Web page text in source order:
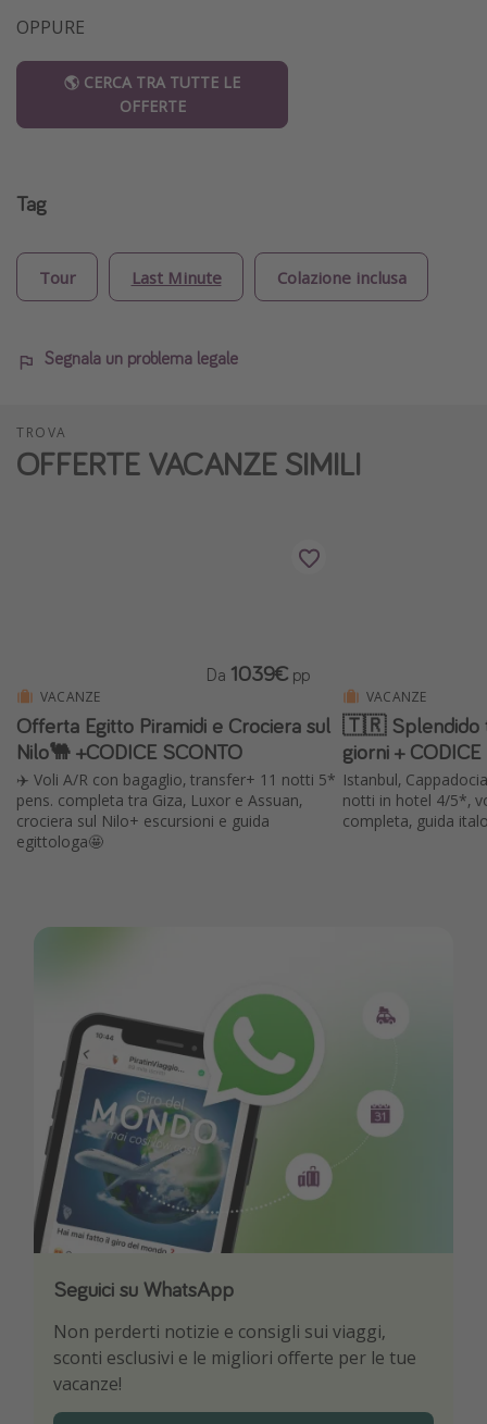
OPPURE
🌎 CERCA TRA TUTTE LE
OFFERTE
Tag
Tour Last Minute Colazione inclusa
Segnala un problema legale
TROVA
OFFERTE VACANZE SIMILI
VACANZE
Offerta Egitto Piramidi e Crociera sul
Nilo🐫 +CODICE SCONTO
✈️ Voli A/R con bagaglio, transfer+ 11 notti 5*
pens. completa tra Giza, Luxor e Assuan,
crociera sul Nilo+ escursioni e guida
egittologa🤩
Da 1039€ pp
VACANZE
🇹🇷 Splendido
giorni +
Istanbul,
notti in hotel 4/5*,
completa, guida
Seguici su WhatsApp
Non perderti notizie e consigli sui viaggi,
sconti esclusivi e le migliori offerte per le tue
vacanze!
Scarica la nostra App
Sii il primo a conoscere le migliori offerte di
viaggio